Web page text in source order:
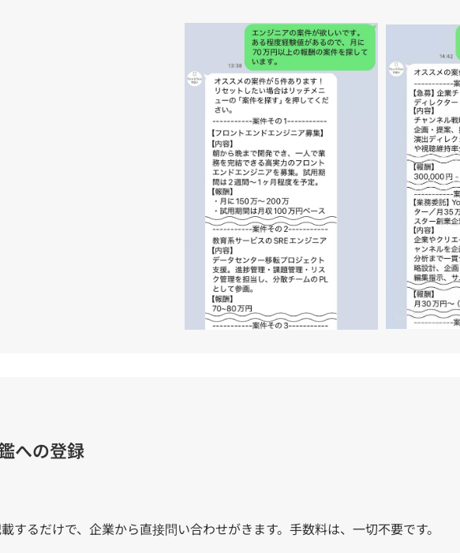
への登録
するだけで、企業から直接問い合わせがきます。手数料は、一切不要です。